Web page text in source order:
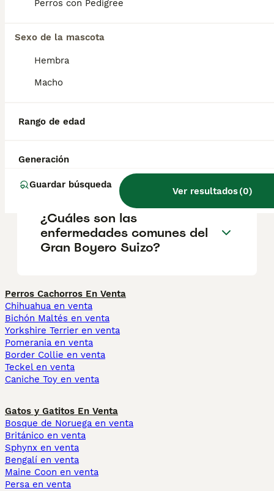
Perros con Pedigree
Sexo de la mascota
Hembra
Macho
Rango de edad
Generación
Guardar búsqueda
Ver resultados(0)
muestran confiados en presencia de
¿Qué tamaño tiene un Gran
¿Cuáles son las
enfermedades comunes del
Gran Boyero Suizo?
Perros Cachorros En Venta
Chihuahua en venta
Bichón Maltés en venta
Yorkshire Terrier en venta
Pomerania en venta
Border Collie en venta
Teckel en venta
Caniche Toy en venta
Gatos y Gatitos En Venta
Bosque de Noruega en venta
Británico en venta
Sphynx en venta
Bengalí en venta
Maine Coon en venta
Persa en venta